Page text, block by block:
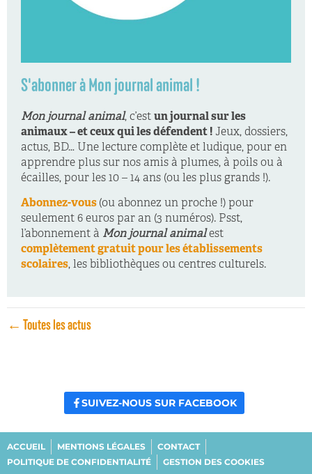
S'abonner à Mon journal animal !
Mon journal animal, c’est un journal sur les
animaux – et ceux qui les défendent ! Jeux, dossiers,
actus, BD… Une lecture complète et ludique, pour en
apprendre plus sur nos amis à plumes, à poils ou à
écailles, pour les 10 – 14 ans (ou les plus grands !).
Abonnez-vous (ou abonnez un proche !) pour
seulement 6 euros par an (3 numéros). Psst,
l’abonnement à Mon journal animalest
complètement gratuit pour les établissements
scolaires, les bibliothèques ou centres culturels.
← Toutes les actus
SUIVEZ-NOUS SUR FACEBOOK
ACCUEIL MENTIONS LÉGALES
CONTACT
POLITIQUE DE CONFIDENTIALITÉ
GESTION DES COOKIES